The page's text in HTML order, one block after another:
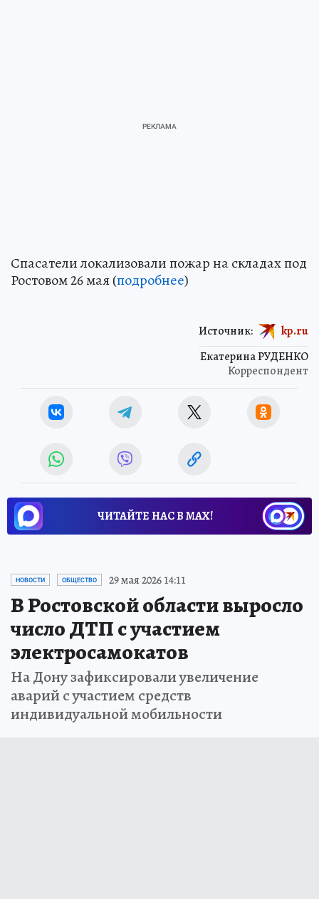
Спасатели локализовали пожар на складах под
Ростовом 26 мая (подробнее)
Екатерина РУДЕНКО
Корреспондент
Источник: kp.ru
ЧИТАЙТЕ НАС В МАХ!
НОВОСТИ ОБЩЕСТВО 29 мая 2026 14:11
В Ростовской области выросло
число ДТП с участием
электросамокатов
На Дону зафиксировали увеличение
аварий с участием средств
индивидуальной мобильности